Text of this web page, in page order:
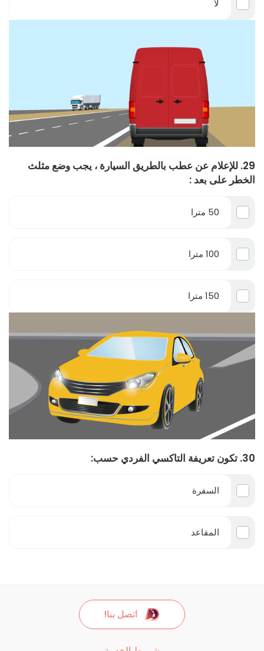
لا
29. للإعلام عن عطب بالطريق السيارة ، يجب وضع مثلث
الخطر على بعد :
50 مترا
100 مترا
150 مترا
30. تكون تعريفة التاكسي الفردي حسب:
السفرة
المقاعد
اتصل بنا!